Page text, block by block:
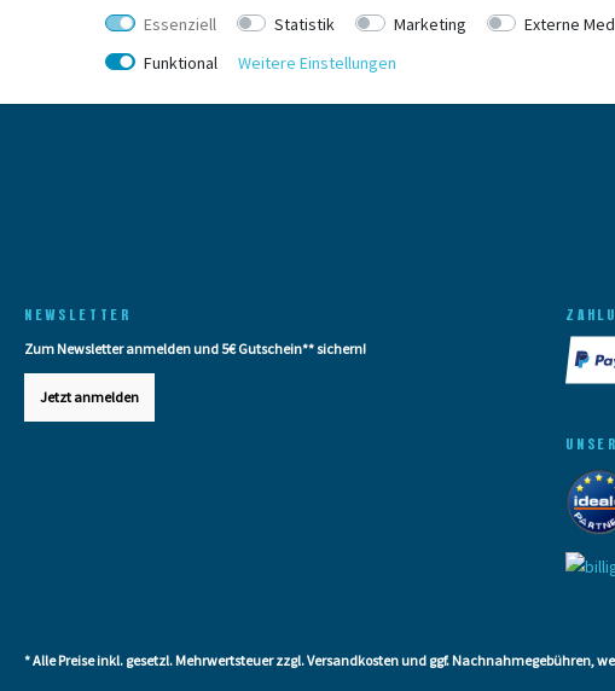
NEWSLETTER
Zum Newsletter anmelden und 5€ Gutschein** sichern!
Jetzt anmelden
* Alle Preise inkl. gesetzl. Mehrwertsteuer zzgl.Versandkostenund ggf. Nachnahmegebühren,
Essenziell Statistik Marketing Externe
Funktional
Weitere Einstellungen